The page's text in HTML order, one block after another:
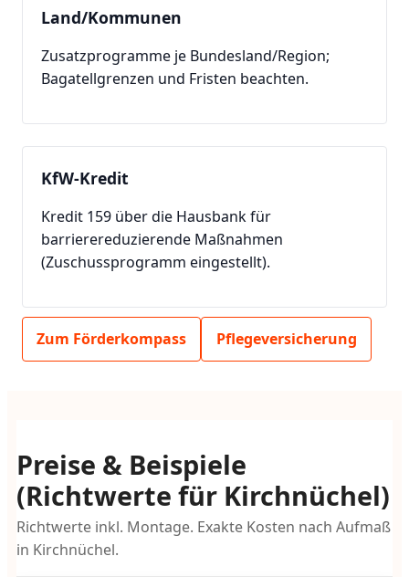
Land/Kommunen
Zusatzprogramme je Bundesland/Region;
Bagatellgrenzen und Fristen beachten.
KfW-Kredit
Kredit 159 über die Hausbank für
barrierereduzierende Maßnahmen
(Zuschussprogramm eingestellt).
Zum Förderkompass Pflegeversicherung
Preise & Beispiele
(Richtwerte für Kirchnüchel)
Richtwerte inkl. Montage. Exakte Kosten nach Aufmaß
in Kirchnüchel.